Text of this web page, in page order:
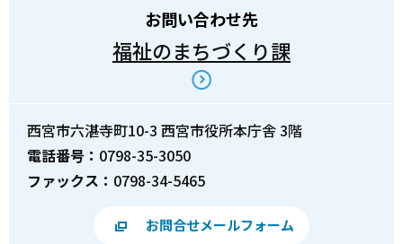
お問い合わせ先
福祉のまちづくり課
西宮市六湛寺町10-3 西宮市役所本庁舎 3階
電話番号： 0798-35-3050
ファックス： 0798-34-5465
お問合せメールフォーム